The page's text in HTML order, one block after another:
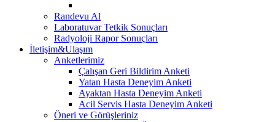
Randevu Al
Laboratuvar Tetkik Sonuçları
Radyoloji Rapor Sonuçları
İletişim&Ulaşım
Anketlerimiz
Çalışan Geri Bildirim Anketi
Yatan Hasta Deneyim Anketi
Ayaktan Hasta Deneyim Anketi
Acil Servis Hasta Deneyim Anketi
Öneri ve Görüşleriniz